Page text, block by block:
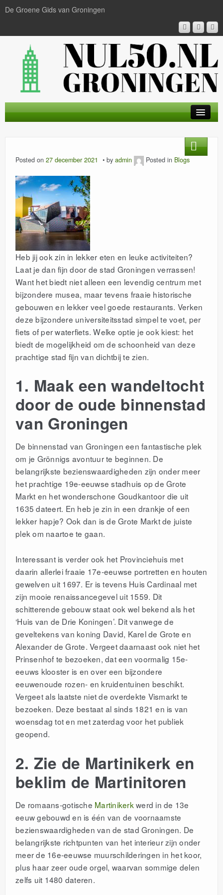
De Groene Gids van Groningen
PARTNERS
CONTACT
Posted on 27 december 2021 by admin Posted in Blogs
Heb jij ook zin in lekker eten en leuke activiteiten?
Laat je dan fijn door de stad Groningen verrassen!
Want het biedt niet alleen een levendig centrum met
bijzondere musea, maar tevens fraaie historische
gebouwen en lekker veel goede restaurants. Verken
deze bijzondere universiteitsstad simpel te voet, per
fiets of per waterfiets. Welke optie je ook kiest: het
biedt de mogelijkheid om de schoonheid van deze
prachtige stad fijn van dichtbij te zien.
1. Maak een wandeltocht
door de oude binnenstad
van Groningen
De binnenstad van Groningen een fantastische plek
om je Grönnigs avontuur te beginnen. De
belangrijkste bezienswaardigheden zijn onder meer
het prachtige 19e-eeuwse stadhuis op de Grote
Markt en het wonderschone Goudkantoor die uit
1635 dateert. En heb je zin in een drankje of een
lekker hapje? Ook dan is de Grote Markt de juiste
plek om naartoe te gaan.
Interessant is verder ook het Provinciehuis met
daarin allerlei fraaie 17e-eeuwse portretten en houten
gewelven uit 1697. Er is tevens Huis Cardinaal met
zijn mooie renaissancegevel uit 1559. Dit
schitterende gebouw staat ook wel bekend als het
‘Huis van de Drie Koningen’. Dit vanwege de
geveltekens van koning David, Karel de Grote en
Alexander de Grote. Vergeet daarnaast ook niet het
Prinsenhof te bezoeken, dat een voormalig 15e-
eeuws klooster is en over een bijzondere
eeuwenoude rozen- en kruidentuinen beschikt.
Vergeet als laatste niet de overdekte Vismarkt te
bezoeken. Deze bestaat al sinds 1821 en is van
woensdag tot en met zaterdag voor het publiek
geopend.
2. Zie de Martinikerk en
beklim de Martinitoren
De romaans-gotische Martinikerk werd in de 13e
eeuw gebouwd en is één van de voornaamste
bezienswaardigheden van de stad Groningen. De
belangrijkste richtpunten van het interieur zijn onder
meer de 16e-eeuwse muurschilderingen in het koor,
plus haar zeer oude orgel, waarvan sommige delen
zelfs uit 1480 dateren.